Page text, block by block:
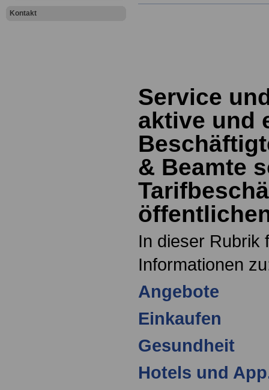
Kontakt
Service
aktive und
& Beamte
In dieser Rubrik
Informationen
Angebote
Einkaufen
Gesundheit
Hotels und